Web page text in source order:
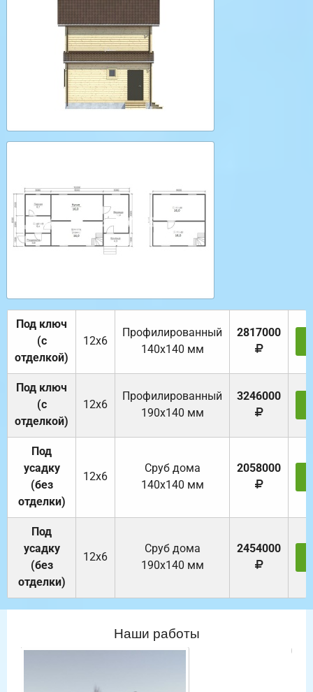
Под ключ
(с
отделкой)
12х6
Профилированный
140х140 мм
2817000
Под ключ
(с
отделкой)
12х6
Профилированный
190х140 мм
3246000
Под
усадку
(без
отделки)
12х6
Cруб дома
140х140 мм
2058000
Под
усадку
(без
отделки)
12х6
Cруб дома
190х140 мм
2454000
Наши работы